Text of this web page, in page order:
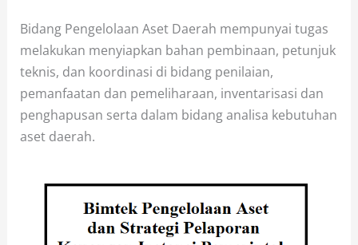
Bidang Pengelolaan Aset Daerah mempunyai tugas
melakukan menyiapkan bahan pembinaan, petunjuk
teknis, dan koordinasi di bidang penilaian,
pemanfaatan dan pemeliharaan, inventarisasi dan
penghapusan serta dalam bidang analisa kebutuhan
aset daerah.